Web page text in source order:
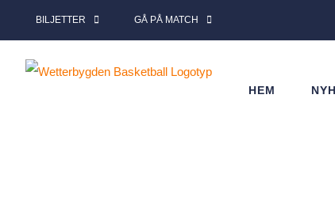
innehållet
BILJETTER GÅ PÅ MATCH
HEM